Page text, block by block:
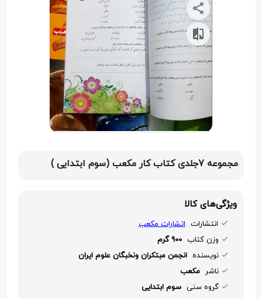
مجموعه 7جلدی کتاب کار مکعب (سوم ابتدایی )
ویژگی‌های کالا
انتشارات اتشارات مکعب
وزن کتاب 900 گرم
نویسنده انجمن مبتکران ونخبگان علوم ایران
ناشر مکعب
گروه سنی سوم ابتدایی